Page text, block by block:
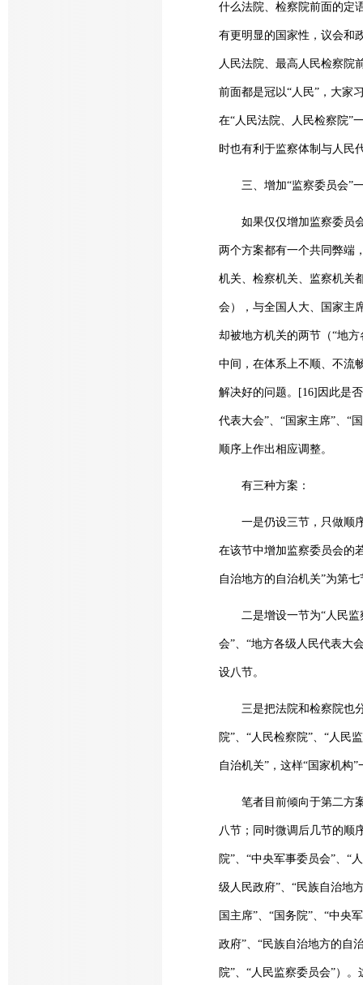
什么法院、检察院前面的定
有更明显的国家性，议会和
人民法院、最高人民检察院
前面都是冠以“人民”，大家
在“人民法院、人民检察院”
时也有利于监察体制与人民
三、增加“监察委员会”一
如果仅仅增加监察委员会
两个方案都有一个共同弊端
机关、检察机关、监察机关
会），与全国人大、国家主
却被地方机关的两节（“地
中间，在体系上不顺、不流
解决好的问题。[16]因此是
代表大会”、“国家主席”、“
顺序上作出相应调整。
有三种方案：
一是仍设三节，只做顺序
在该节中增加监察委员会的
自治地方的自治机关”为第七
二是增设一节为“人民监
会”、“地方各级人民代表大
设八节。
三是把法院和检察院也分
院”、“人民检察院”、“人民
自治机关”，这样“国家机构
笔者目前倾向于第二方案
八节；同时微调后几节的顺
院”、“中央军事委员会”、“
级人民政府”、“民族自治地
国主席”、“国务院”、“中央
政府”、“民族自治地方的自
院”、“人民监察委员会”）